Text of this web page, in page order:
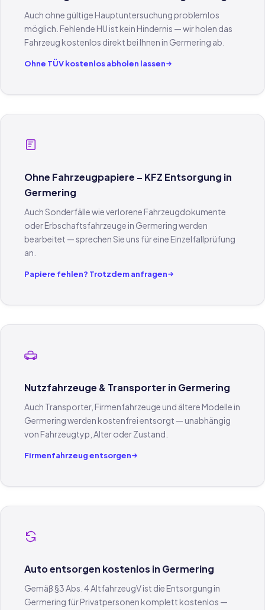
Auch ohne gültige Hauptuntersuchung problemlos
möglich. Fehlende HU ist kein Hindernis — wir holen das
Fahrzeug kostenlos direkt bei Ihnen in Germering ab.
Ohne TÜV kostenlos abholen lassen
Ohne Fahrzeugpapiere – KFZ Entsorgung in
Germering
Auch Sonderfälle wie verlorene Fahrzeugdokumente
oder Erbschaftsfahrzeuge in Germering werden
bearbeitet — sprechen Sie uns für eine Einzelfallprüfung
an.
Papiere fehlen? Trotzdem anfragen
Nutzfahrzeuge & Transporter in Germering
Auch Transporter, Firmenfahrzeuge und ältere Modelle in
Germering werden kostenfrei entsorgt — unabhängig
von Fahrzeugtyp, Alter oder Zustand.
Firmenfahrzeug entsorgen
Auto entsorgen kostenlos in Germering
Gemäß §3 Abs. 4 AltfahrzeugV ist die Entsorgung in
Germering für Privatpersonen komplett kostenlos —